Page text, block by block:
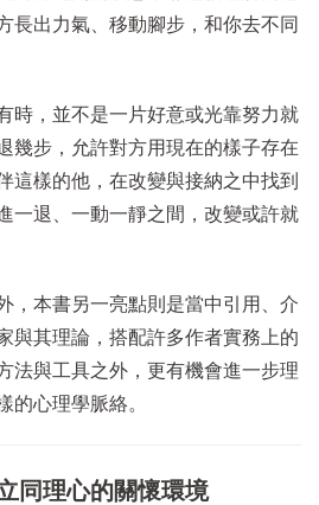
長出力氣、移動腳步，和你去不同
時，並不是一片好意或光靠努力就
幾步，允許對方用現在的樣子存在
這樣的他，在改變與接納之中找到
一退、一動一靜之間，改變或許就
，本書另一亮點則是當中引用、介
與其理論，搭配許多作者實務上的
法與工具之外，更有機會進一步理
的心理學脈絡。
同理心的關懷環境